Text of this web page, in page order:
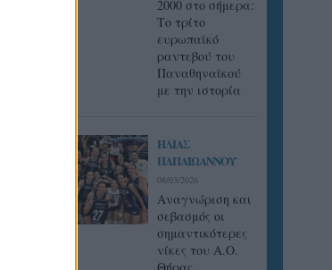
2000 στο σήμερα:
Tο τρίτο
ευρωπαϊκό
ραντεβού του
Παναθηναϊκού
με την ιστορία
ΗΛΙΑΣ
ΠΑΠΑΪΩΑΝΝΟΥ
08/03/2026
Αναγνώριση και
σεβασμός οι
σημαντικότερες
νίκες του Α.Ο.